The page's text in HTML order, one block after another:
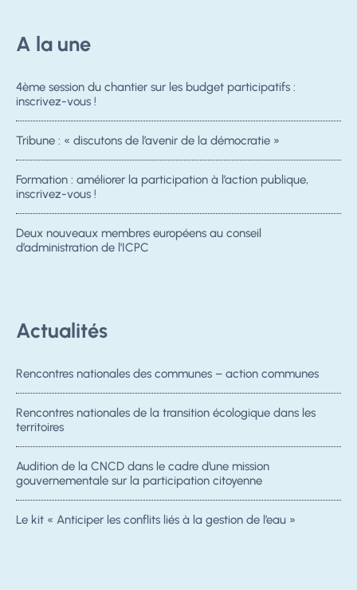
A la une
4ème session du chantier sur les budget participatifs :
inscrivez-vous !
Tribune : « discutons de l’avenir de la démocratie »
Formation : améliorer la participation à l’action publique,
inscrivez-vous !
Deux nouveaux membres européens au conseil
d’administration de l’ICPC
Actualités
Rencontres nationales des communes – action communes
Rencontres nationales de la transition écologique dans les
territoires
Audition de la CNCD dans le cadre d’une mission
gouvernementale sur la participation citoyenne
Le kit « Anticiper les conflits liés à la gestion de l’eau »